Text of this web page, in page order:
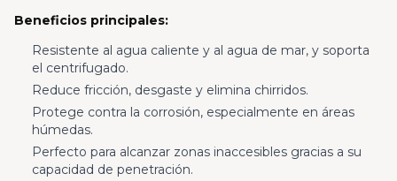
Beneficios principales:
Resistente al agua caliente y al agua de mar, y soporta
el centrifugado.
Reduce fricción, desgaste y elimina chirridos.
Protege contra la corrosión, especialmente en áreas
húmedas.
Perfecto para alcanzar zonas inaccesibles gracias a su
capacidad de penetración.